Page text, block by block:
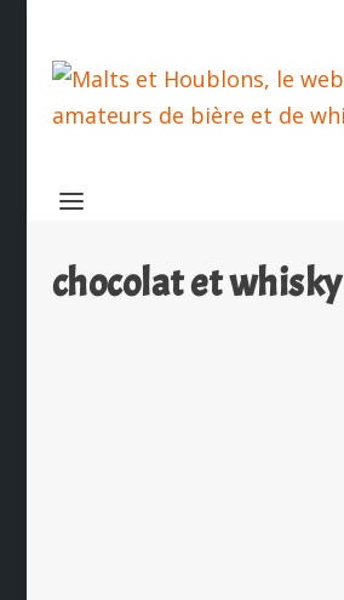
chocolat et whisky